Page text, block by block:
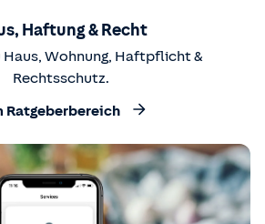
Haftung & Recht
Haus, Wohnung, Haftpflicht &
Rechtsschutz.
Ratgeberbereich